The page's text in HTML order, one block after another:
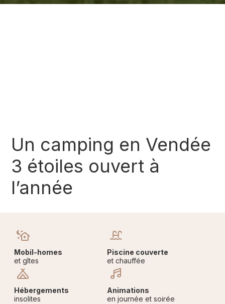
Un camping en Vendée
3 étoiles ouvert à
l’année
Mobil-homes
et gîtes
Piscine couverte
et chauffée
Hébergements
insolites
Animations
en journée et soirée